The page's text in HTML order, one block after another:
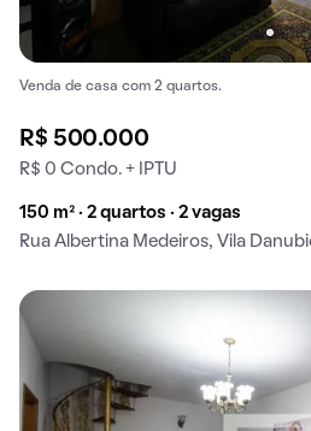
Venda de casa com 2 quartos.
R$ 500.000
R$ 0 Condo. + IPTU
150 m² · 2 quartos · 2 vagas
Rua Albertina Medeiros, Vila